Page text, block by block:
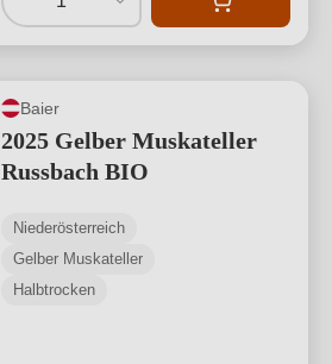
Baier
2025 Gelber Muskateller
Russbach BIO
Niederösterreich
Gelber Muskateller
Halbtrocken